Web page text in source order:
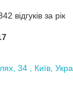
відгуків за рік
34 , Київ,